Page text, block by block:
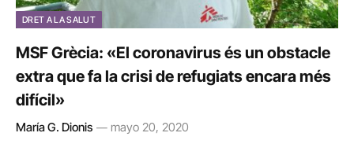
DRET A LA SALUT
MSF Grècia: «El coronavirus és un obstacle
extra que fa la crisi de refugiats encara més
difícil»
María G. Dionis mayo 20, 2020